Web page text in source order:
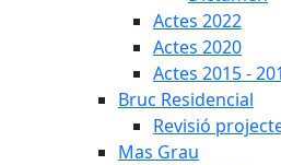
Actes 2022
Actes 2020
Actes 2015 -
Bruc Residencial
Revisió
Mas Grau